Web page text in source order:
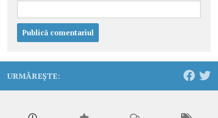
URMĂREȘTE: